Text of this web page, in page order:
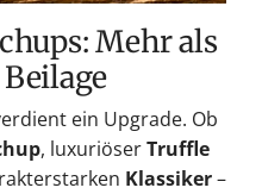
ein Upgrade. Ob
, luxuriöserTruffle
Klassiker–